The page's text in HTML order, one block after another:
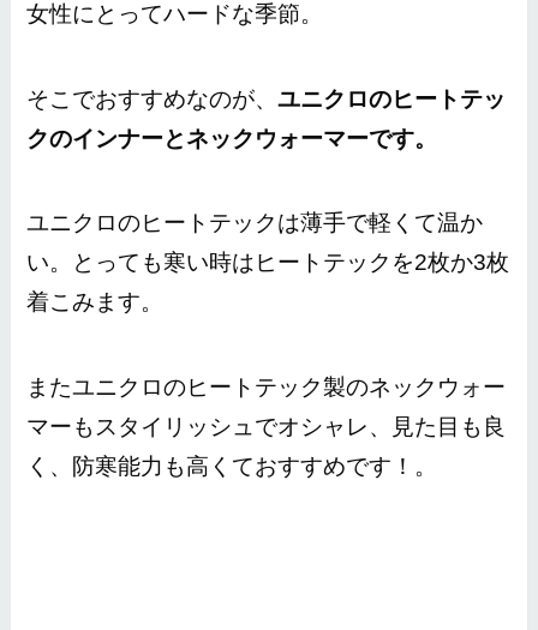
女性にとってハードな季節。
そこでおすすめなのが、ユニクロのヒートテッ
クのインナーとネックウォーマーです。
ユニクロのヒートテックは薄手で軽くて温か
い。とっても寒い時はヒートテックを2枚か3枚
着こみます。
またユニクロのヒートテック製のネックウォー
マーもスタイリッシュでオシャレ、見た目も良
く、防寒能力も高くておすすめです！。